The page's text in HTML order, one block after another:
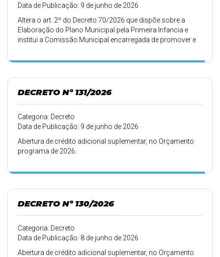
Data de Publicação: 9 de junho de 2026
Altera o art. 2º do Decreto 70/2026 que dispõe sobre a
Elaboração do Plano Municipal pela Primeira Infancia e
institui a Comissão Municipal encarregada de promover e
DECRETO Nº 131/2026
Categoria: Decreto
Data de Publicação: 9 de junho de 2026
Abertura de crédito adicional suplementar, no Orçamento
programa de 2026.
DECRETO Nº 130/2026
Categoria: Decreto
Data de Publicação: 8 de junho de 2026
Abertura de crédito adicional suplementar, no Orçamento